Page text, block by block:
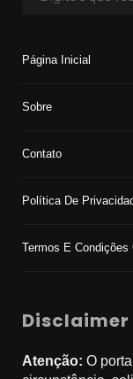
Página Inicial
Sobre
Contato
Política De
Termos E Condições
Disclaimer
Atenção: O